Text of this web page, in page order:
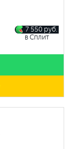
7 550 руб.
в Сплит